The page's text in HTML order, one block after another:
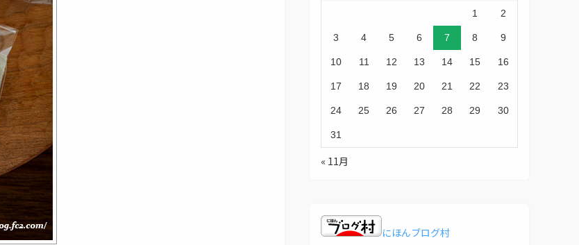
1 2
3 4 5 6 7 8 9
10 11 12 13 14 15 16
17 18 19 20 21 22 23
24 25 26 27 28 29 30
31
« 11月
にほんブログ村